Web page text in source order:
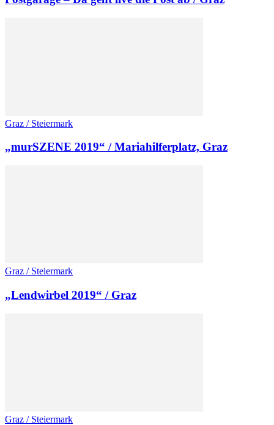
Graz / Steiermark
„murSZENE 2019“ / Mariahilferplatz, Graz
Graz / Steiermark
„Lendwirbel 2019“ / Graz
Graz / Steiermark